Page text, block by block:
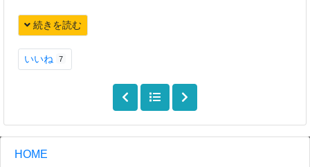
続きを読む
いいね 7
HOME